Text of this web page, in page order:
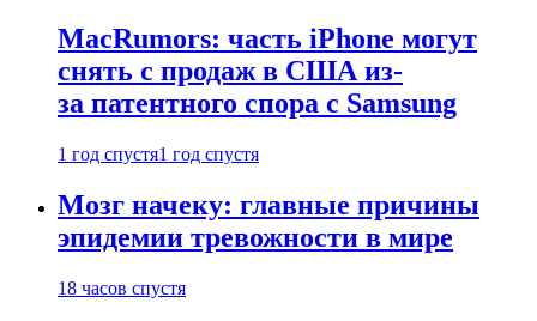
MacRumors: часть iPhone могут
снять с продаж в США из-
за патентного спора с Samsung
1 год спустя1 год спустя
Мозг начеку: главные причины
эпидемии тревожности в мире
18 часов спустя